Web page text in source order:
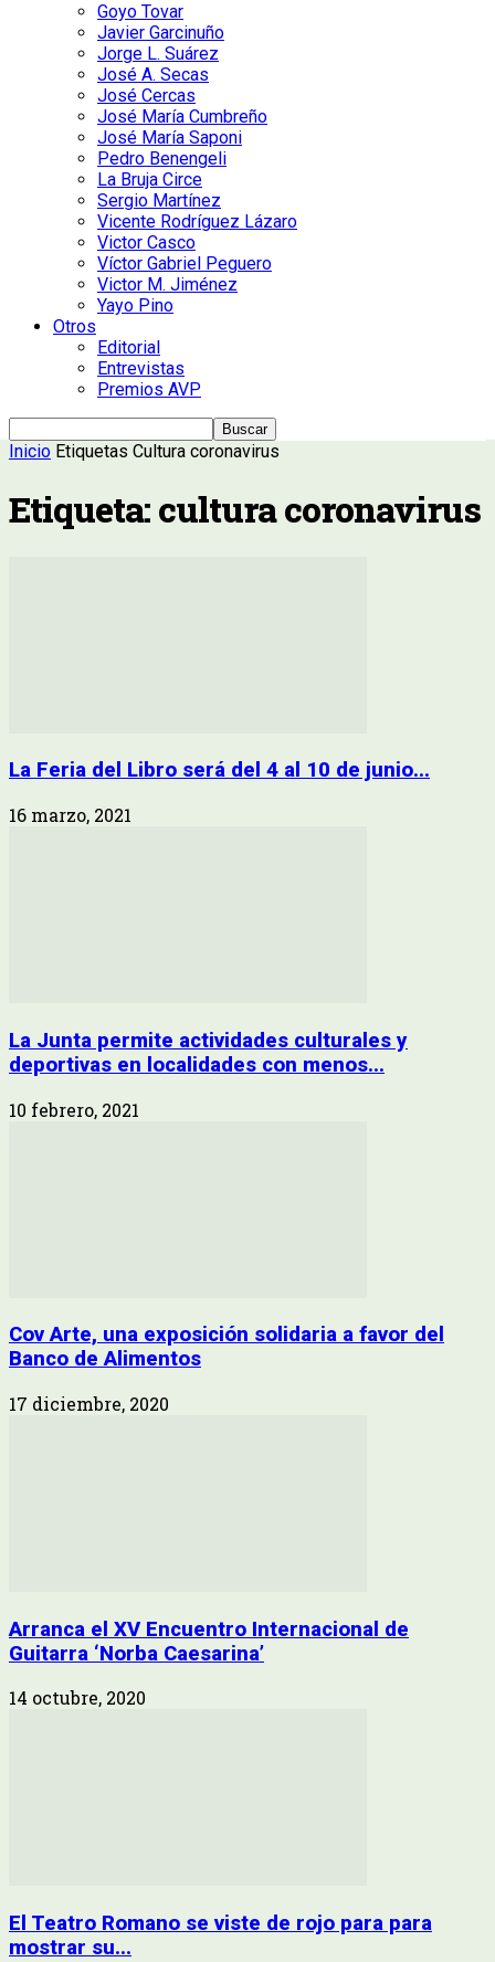
Goyo Tovar
Javier Garcinuño
Jorge L. Suárez
José A. Secas
José Cercas
José María Cumbreño
José María Saponi
Pedro Benengeli
La Bruja Circe
Sergio Martínez
Vicente Rodríguez Lázaro
Victor Casco
Víctor Gabriel Peguero
Victor M. Jiménez
Yayo Pino
Otros
Editorial
Entrevistas
Premios AVP
Inicio Etiquetas Cultura coronavirus
Etiqueta: cultura coronavirus
La Feria del Libro será del 4 al 10 de junio...
16 marzo, 2021
La Junta permite actividades culturales y
deportivas en localidades con menos...
10 febrero, 2021
Cov Arte, una exposición solidaria a favor del
Banco de Alimentos
17 diciembre, 2020
Arranca el XV Encuentro Internacional de
Guitarra ‘Norba Caesarina’
14 octubre, 2020
El Teatro Romano se viste de rojo para para
mostrar su...